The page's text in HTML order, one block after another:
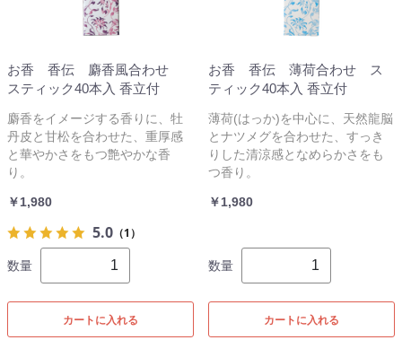
お香 香伝 麝香風合わせ
スティック40本入 香立付
麝香をイメージする香りに、牡
丹皮と甘松を合わせた、重厚感
と華やかさをもつ艶やかな香
り。
￥1,980
5.0 （1）
数量
カートに入れる
お香 香伝 薄荷合わせ ス
ティック40本入 香立付
薄荷(はっか)を中心に、天然龍脳
とナツメグを合わせた、すっき
りした清涼感となめらかさをも
つ香り。
￥1,980
数量
カートに入れる